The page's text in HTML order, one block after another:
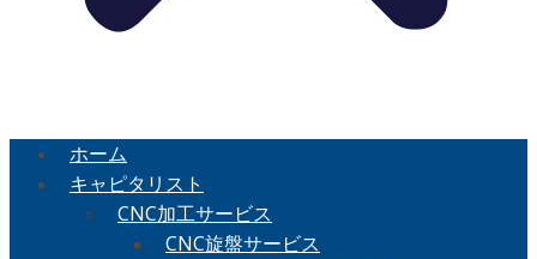
ホーム
キャピタリスト
CNC加工サービス
CNC旋盤サービス